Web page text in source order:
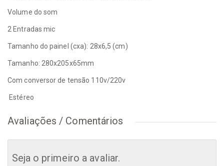
Volume do som
2 Entradas mic
Tamanho do painel (cxa): 28x6,5 (cm)
Tamanho: 280x205x65mm
Com conversor de tensão 110v/220v
Estéreo
Avaliações / Comentários
Seja o primeiro a avaliar.